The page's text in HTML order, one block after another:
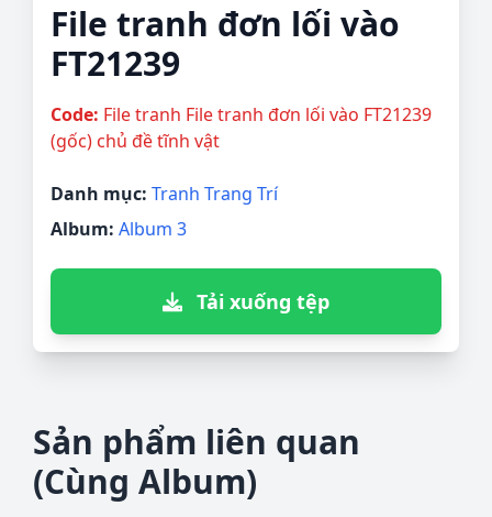
File tranh đơn lối vào
FT21239
Code: File tranh File tranh đơn lối vào FT21239
(gốc) chủ đề tĩnh vật
Danh mục: Tranh Trang Trí
Album: Album 3
Tải xuống tệp
Sản phẩm liên quan
(Cùng Album)